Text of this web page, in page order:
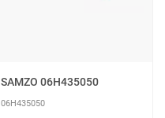
SAMZO 06H435050
06H435050